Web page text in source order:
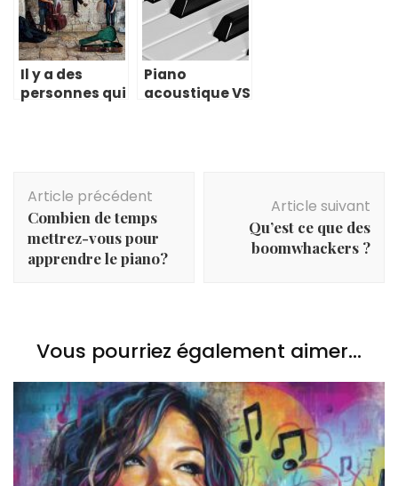
Il y a des
personnes qui
Piano
acoustique VS
d'article
Article précédent
Combien de temps
mettrez-vous pour
apprendre le piano?
Article suivant
Qu’est ce que des
boomwhackers ?
Vous pourriez également aimer...